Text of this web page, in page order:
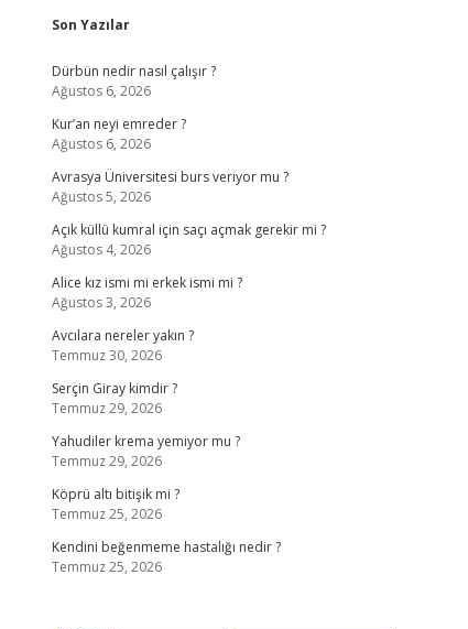
Sidebar
Son Yazılar
Dürbün nedir nasıl çalışır ?
Ağustos 6, 2026
Kur’an neyi emreder ?
Ağustos 6, 2026
Avrasya Üniversitesi burs veriyor mu ?
Ağustos 5, 2026
Açık küllü kumral için saçı açmak gerekir mi ?
Ağustos 4, 2026
Alice kız ismi mi erkek ismi mi ?
Ağustos 3, 2026
Avcılara nereler yakın ?
Temmuz 30, 2026
Serçin Giray kimdir ?
Temmuz 29, 2026
Yahudiler krema yemiyor mu ?
Temmuz 29, 2026
Köprü altı bitişik mi ?
Temmuz 25, 2026
Kendini beğenmeme hastalığı nedir ?
Temmuz 25, 2026